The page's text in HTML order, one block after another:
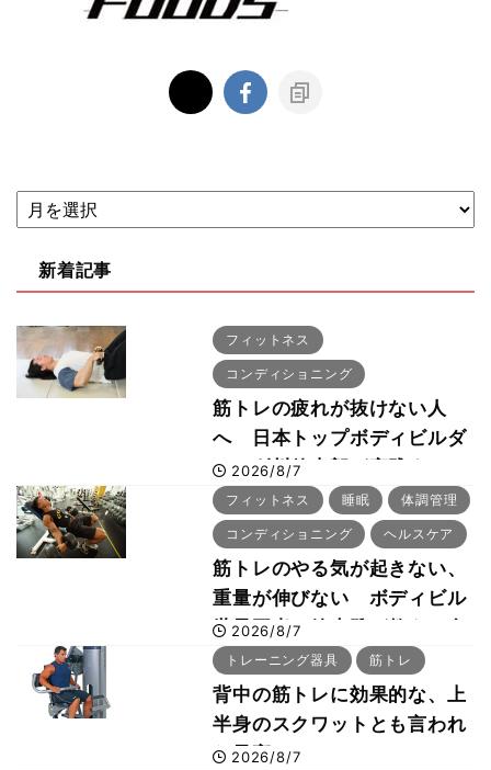
新着記事
フィットネス
コンディショニング
筋トレの疲れが抜けない人
へ 日本トップボディビルダ
ー・刈川啓志郎が実践する
「回復習慣」
2026/8/7
フィットネス 睡眠 体調管理
コンディショニング ヘルスケア
筋トレのやる気が起きない、
重量が伸びない ボディビル
世界王者・鈴木雅が教える食
事・睡眠・呼吸の整え方
2026/8/7
トレーニング器具 筋トレ
背中の筋トレに効果的な、上
半身のスクワットとも言われ
た最高マシン“ノーチラス・
2026/8/7